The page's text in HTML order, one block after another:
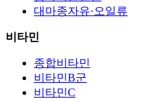
대마종자유·오일류
비타민
종합비타민
비타민B군
비타민C